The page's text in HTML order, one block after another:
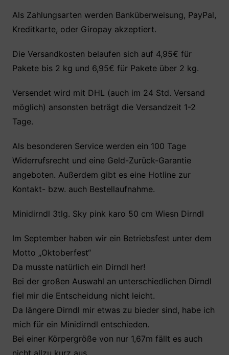
Als Zahlungsarten werden Banküberweisung, PayPal,
Kreditkarte, oder Giropay akzeptiert.
Die Versandkosten belaufen sich auf 4,95€ für
Pakete bis 2 kg und 6,95€ für Pakete über 2 kg.
Versendet wird mit DHL (auch im 24 Std. Versand
möglich) ansonsten beträgt die Versandzeit 1-2
Tage.
Als besonderen Service werden ein 100 Tage
Widerrufsrecht und eine Geld-Zurück-Garantie
angeboten. Außerdem gibt es eine Hotline zur
Kontakt- bzw. auch Bestellaufnahme.
Minidirndl 3tlg. Sky pink karo 50 cm Wiesn Dirndl
Im September haben wir ein Betriebsfest unter dem
Motto „Oktoberfest“
Da musste natürlich ein Dirndl her!
Bei der großen Auswahl an unterschiedlichen Dirndl
fiel mir die Entscheidung nicht leicht.
Da längere Dirndl mir etwas zu bieder sind, habe ich
mich für ein Minidirndl entschieden.
Bei einer Körpergröße von nur 1,67m fällt es auch
nicht allzu kurz aus .